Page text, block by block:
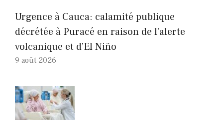
Urgence à Cauca: calamité publique
décrétée à Puracé en raison de l’alerte
volcanique et d’El Niño
9 août 2026